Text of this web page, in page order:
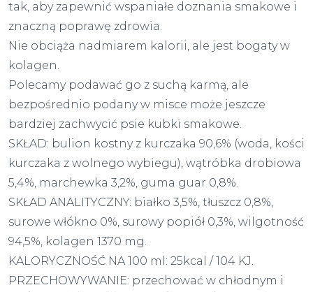
tak, aby zapewnić wspaniałe doznania smakowe i
znaczną poprawę zdrowia.
Nie obciąża nadmiarem kalorii, ale jest bogaty w
kolagen.
Polecamy podawać go z suchą karmą, ale
bezpośrednio podany w misce może jeszcze
bardziej zachwycić psie kubki smakowe.
SKŁAD: bulion kostny z kurczaka 90,6% (woda, kości
kurczaka z wolnego wybiegu), wątróbka drobiowa
5,4%, marchewka 3,2%, guma guar 0,8%.
SKŁAD ANALITYCZNY: białko 3,5%, tłuszcz 0,8%,
surowe włókno 0%, surowy popiół 0,3%, wilgotność
94,5%, kolagen 1370 mg.
KALORYCZNOŚĆ NA 100 ml: 25kcal / 104 KJ.
PRZECHOWYWANIE: przechować w chłodnym i